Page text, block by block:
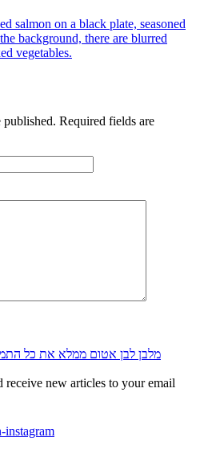
published. Required fields are
new articles to your email
instagram